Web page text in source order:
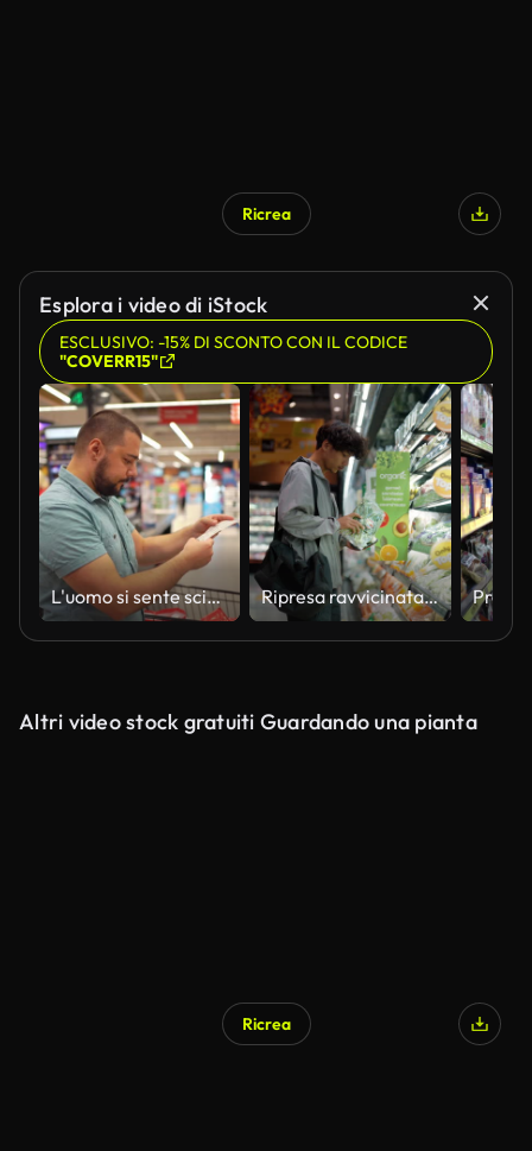
Ricrea
Esplora i video di iStock
ESCLUSIVO: -15% DI SCONTO CON IL CODICE
"COVERR15"
L'uomo si sente scioccato dall'aumento dei prezzi dei generi alimentari Ripresa ravvicinata di un uomo che raccoglie generi alimentari dallo scaffale
Altri video stock gratuiti Guardando una pianta
Ricrea